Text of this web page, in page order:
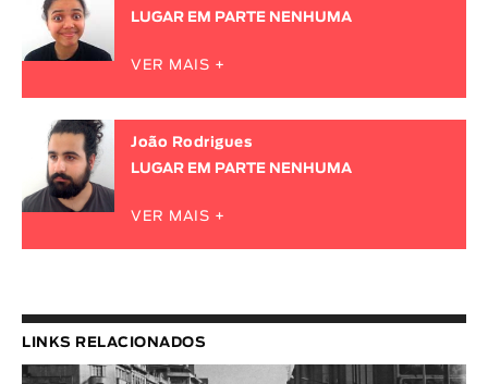
LUGAR EM PARTE NENHUMA
VER MAIS +
João Rodrigues
LUGAR EM PARTE NENHUMA
VER MAIS +
LINKS RELACIONADOS